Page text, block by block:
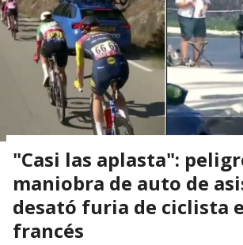
"Casi las aplasta":
maniobra de auto de
desató furia de ciclista
francés